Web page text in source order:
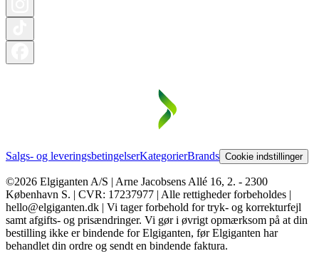
Salgs- og leveringsbetingelserKategorierBrands Cookie indstillinger
©2026 Elgiganten A/S | Arne Jacobsens Allé 16, 2. - 2300
København S. | CVR: 17237977 | Alle rettigheder forbeholdes |
hello@elgiganten.dk | Vi tager forbehold for tryk- og korrekturfejl
samt afgifts- og prisændringer. Vi gør i øvrigt opmærksom på at din
bestilling ikke er bindende for Elgiganten, før Elgiganten har
behandlet din ordre og sendt en bindende faktura.